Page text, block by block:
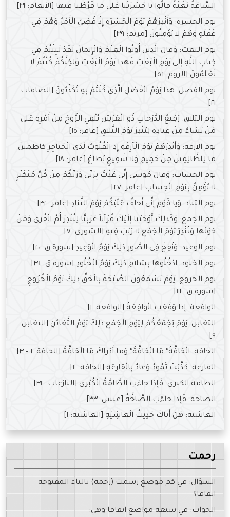
السَّاعَةُ بَغْتَةً قالُوا يا حَسْرَتَنا عَلى ما فَرَّطْنا فِيها [الأنعام: ٣١]
يوم الحسرة: وَأَنْذِرْهُمْ يَوْمَ الْحَسْرَةِ إِذْ قُضِيَ الْأَمْرُ وَهُمْ فِي
غَفْلَةٍ وَهُمْ لا يُؤْمِنُونَ [مريم: ٣٩]
يوم البعث: وَقالَ الَّذِينَ أُوتُوا الْعِلْمَ وَالْإِيمانَ لَقَدْ لَبِثْتُمْ فِي
كِتابِ اللَّهِ إِلى يَوْمِ الْبَعْثِ فَهذا يَوْمُ الْبَعْثِ وَلكِنَّكُمْ كُنْتُمْ لا
تَعْلَمُونَ [الروم: ٥٦]
يوم الفصل: هذا يَوْمُ الْفَصْلِ الَّذِي كُنْتُمْ بِهِ تُكَذِّبُونَ [الصافات:
٢١]
يوم التلاق: رَفِيعُ الدَّرَجاتِ ذُو الْعَرْشِ يُلْقِي الرُّوحَ مِنْ أَمْرِهِ عَلى
مَنْ يَشاءُ مِنْ عِبادِهِ لِيُنْذِرَ يَوْمَ التَّلاقِ [غافر: ١٥]
يوم الآزفة: وَأَنْذِرْهُمْ يَوْمَ الْآزِفَةِ إِذِ الْقُلُوبُ لَدَى الْحَناجِرِ كاظِمِينَ
ما لِلظَّالِمِينَ مِنْ حَمِيمٍ وَلا شَفِيعٍ يُطاعُ [غافر: ١٨]
يوم الحساب: وَقالَ مُوسى إِنِّي عُذْتُ بِرَبِّي وَرَبِّكُمْ مِنْ كُلِّ مُتَكَبِّرٍ
لا يُؤْمِنُ بِيَوْمِ الْحِسابِ [غافر: ٢٧]
يوم التناد: وَيا قَوْمِ إِنِّي أَخافُ عَلَيْكُمْ يَوْمَ التَّنادِ [غافر: ٣٢]
يوم الجمع: وَكَذلِكَ أَوْحَيْنا إِلَيْكَ قُرْآناً عَرَبِيًّا لِتُنْذِرَ أُمَّ الْقُرى وَمَنْ
حَوْلَها وَتُنْذِرَ يَوْمَ الْجَمْعِ لا رَيْبَ فِيهِ [الشورى: ٧]
يوم الوعيد: وَنُفِخَ فِي الصُّورِ ذلِكَ يَوْمُ الْوَعِيدِ [سورة ق: ٢٠]
يوم الخلود: ادْخُلُوها بِسَلامٍ ذلِكَ يَوْمُ الْخُلُودِ [سورة ق: ٣٤]
يوم الخروج: يَوْمَ يَسْمَعُونَ الصَّيْحَةَ بِالْحَقِّ ذلِكَ يَوْمُ الْخُرُوجِ
[سورة ق: ٤٢]
الواقعة: إِذا وَقَعَتِ الْواقِعَةُ [الواقعة: ١]
التغابن: يَوْمَ يَجْمَعُكُمْ لِيَوْمِ الْجَمْعِ ذلِكَ يَوْمُ التَّغابُنِ [التغابن:
٩]
الحاقة: الْحَاقَّةُ* مَا الْحَاقَّةُ* وَما أَدْراكَ مَا الْحَاقَّةُ [الحاقة: ١ – ٣]
القارعة: كَذَّبَتْ ثَمُودُ وَعادٌ بِالْقارِعَةِ [الحاقة: ٤]
الطامة الكبرى: فَإِذا جاءَتِ الطَّامَّةُ الْكُبْرى [النازعات: ٣٤]
الصاخة: فَإِذا جاءَتِ الصَّاخَّةُ [عبس: ٣٣]
الغاشية: هَلْ أَتاكَ حَدِيثُ الْغاشِيَةِ [الغاشية: ١]
رحمت
السؤال: في كم موضع رسمت (رحمة) بالتاء المفتوحة
اتفاقا؟
الجواب: في سبعة مواضع اتفاقا وهي: